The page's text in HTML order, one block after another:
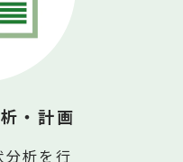
・計画
析を行